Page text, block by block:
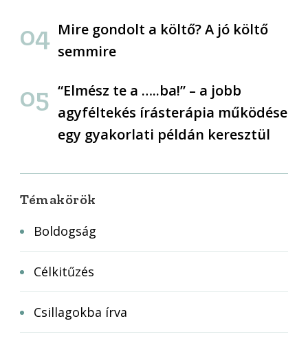
Mire gondolt a költő? A jó költő
semmire
“Elmész te a …..ba!” – a jobb
agyféltekés írásterápia működése
egy gyakorlati példán keresztül
Témakörök
Boldogság
Célkitűzés
Csillagokba írva